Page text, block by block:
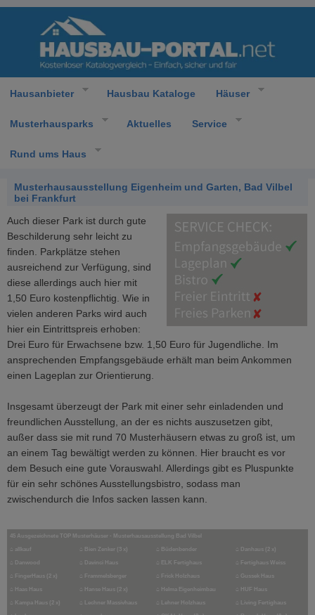
Hausanbieter Hausbau Kataloge Häuser
Musterhausparks Aktuelles Service
Rund ums Haus
Musterhausausstellung Eigenheim und Garten, Bad Vilbel
bei Frankfurt
Auch dieser Park ist durch gute
Beschilderung sehr leicht zu
finden. Parkplätze stehen
ausreichend zur Verfügung, sind
diese allerdings auch hier mit
1,50 Euro kostenpflichtig. Wie in
vielen anderen Parks wird auch
hier ein Eintrittspreis erhoben:
Drei Euro für Erwachsene bzw. 1,50 Euro für Jugendliche. Im
ansprechenden Empfangsgebäude erhält man beim Ankommen
einen Lageplan zur Orientierung.
Insgesamt überzeugt der Park mit einer sehr einladenden und
freundlichen Ausstellung, an der es nichts auszusetzen gibt,
außer dass sie mit rund 70 Musterhäusern etwas zu groß ist, um
an einem Tag bewältigt werden zu können. Hier braucht es vor
dem Besuch eine gute Vorauswahl. Allerdings gibt es Pluspunkte
für ein sehr schönes Ausstellungsbistro, sodass man
zwischendurch die Infos sacken lassen kann.
45 Ausgezeichnete TOP Musterhäuser - Musterhausausstellung Bad Vilbel
⌂ allkauf ⌂ Bien Zenker (3 x) ⌂ Büdenbender ⌂ Danhaus (2 x)
⌂ Danwood ⌂ Davinci Haus ⌂ ELK Fertighaus ⌂ Fertighaus Weiss
⌂ FingerHaus (2 x) ⌂ Frammelsberger ⌂ Frick Holzhaus ⌂ Gussek Haus
⌂ Haas Haus ⌂ Hanse Haus (2 x) ⌂ Helma Eigenheimbau ⌂ HUF Haus
⌂ Kampa Haus (2 x) ⌂ Lechner Massivhaus ⌂ Lehner Holzhaus ⌂ Living Fertighaus